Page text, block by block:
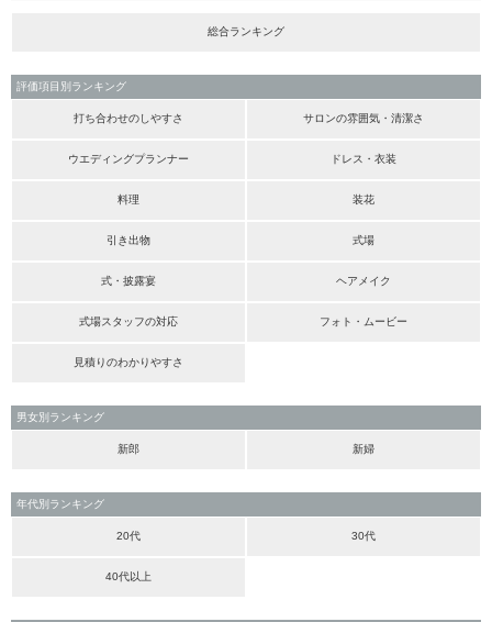
総合ランキング
評価項目別ランキング
打ち合わせのしやすさ サロンの雰囲気・清潔さ
ウエディングプランナー ドレス・衣装
料理 装花
引き出物 式場
式・披露宴 ヘアメイク
式場スタッフの対応 フォト・ムービー
見積りのわかりやすさ
男女別ランキング
新郎 新婦
年代別ランキング
20代 30代
40代以上